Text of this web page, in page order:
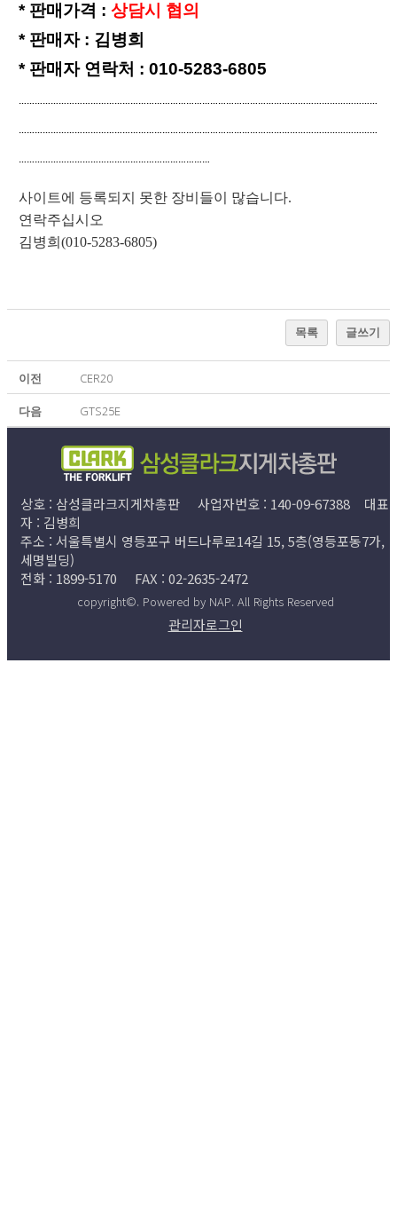
* 판매가격 : 상담시 협의
* 판매자 : 김병희
* 판매자 연락처 : 010-5283-6805
… … … … … … … … … … … … … … … … … … … … … … … … … … … … … … … … … … … … … … … … … … … … …
… … … … … … … … … … … … … … … … … … … … … … … … … … … … … … … … … … … … … … … … … … … … …
… … … … … … … … … … … … … … … … … … … … … … … …
사이트에 등록되지 못한 장비들이 많습니다.
연락주십시오
김병희(010-5283-6805)
목록 글쓰기
이전 CER20
다음 GTS25E
상호 : 삼성클라크지게차총판 사업자번호 : 140-09-67388 대표
자 : 김병희
주소 : 서울특별시 영등포구 버드나루로14길 15, 5층(영등포동7가,
세명빌딩)
전화 : 1899-5170 FAX : 02-2635-2472
copyright©. Powered by NAP. All Rights Reserved
관리자로그인